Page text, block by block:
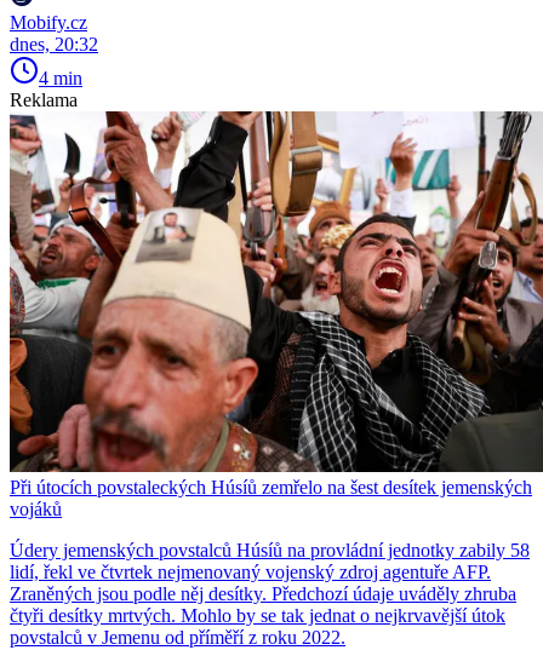
Mobify.cz
dnes, 20:32
4 min
Reklama
Při útocích povstaleckých Húsíů zemřelo na šest desítek jemenských
vojáků
Údery jemenských povstalců Húsíů na provládní jednotky zabily 58
lidí, řekl ve čtvrtek nejmenovaný vojenský zdroj agentuře AFP.
Zraněných jsou podle něj desítky. Předchozí údaje uváděly zhruba
čtyři desítky mrtvých. Mohlo by se tak jednat o nejkrvavější útok
povstalců v Jemenu od příměří z roku 2022.